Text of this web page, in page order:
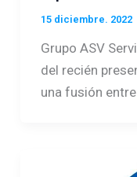
15 diciembre. 2022
Grupo ASV
del recién
una fusión